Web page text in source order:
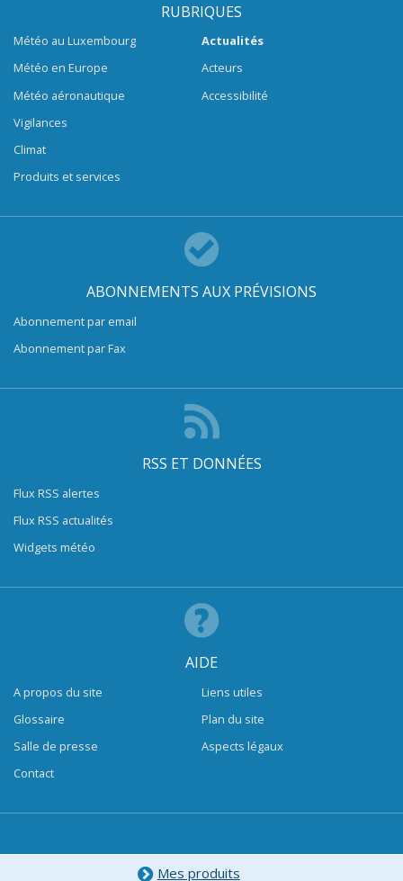
RUBRIQUES
Météo au Luxembourg
Météo en Europe
Météo aéronautique
Vigilances
Climat
Produits et services
Actualités
Acteurs
Accessibilité
ABONNEMENTS AUX PRÉVISIONS
Abonnement par email
Abonnement par Fax
RSS ET DONNÉES
Flux RSS alertes
Flux RSS actualités
Widgets météo
AIDE
A propos du site
Glossaire
Salle de presse
Contact
Liens utiles
Plan du site
Aspects légaux
Mes produits